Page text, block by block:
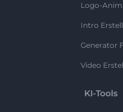
Logo-
Intro
Generator
Video
KI-Tools